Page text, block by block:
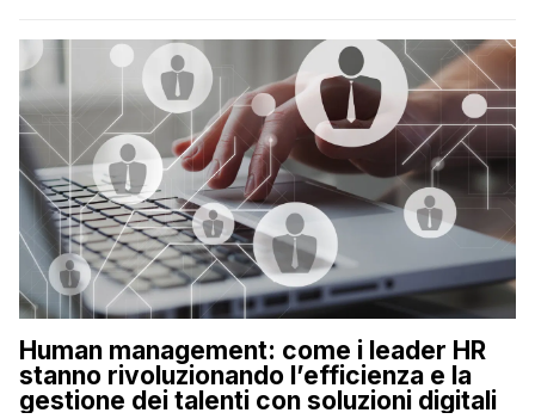
operazioni, bensì comporta […]
Human management: come i leader HR
stanno rivoluzionando l’efficienza e la
gestione dei talenti con soluzioni digitali